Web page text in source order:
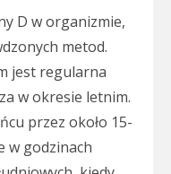
D w organizmie,
metod.
jest regularna
w okresie letnim.
przez około 15-
w godzinach